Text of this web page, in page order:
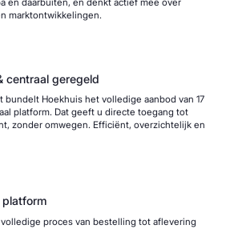
en daarbuiten, en denkt actief mee over
marktontwikkelingen.
centraal geregeld
bundelt Hoekhuis het volledige aanbod van 17
platform. Dat geeft u directe toegang tot
zonder omwegen. Efficiënt, overzichtelijk en
platform
proces van bestelling tot aflevering